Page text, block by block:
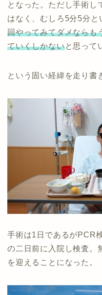
となった。ただし手術し
はなく、むしろ5分5分
回やってみてダメならも
ていくしかないと思って
という固い経緯を走り書
手術は1日であるがPCR
の二日前に入院し検査。
を迎えることになった。